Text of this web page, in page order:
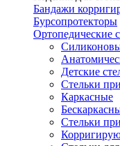
Бандажи
Бурсопротекторы
Ортопедические
Детские
Стельки
Каркасные
Стельки